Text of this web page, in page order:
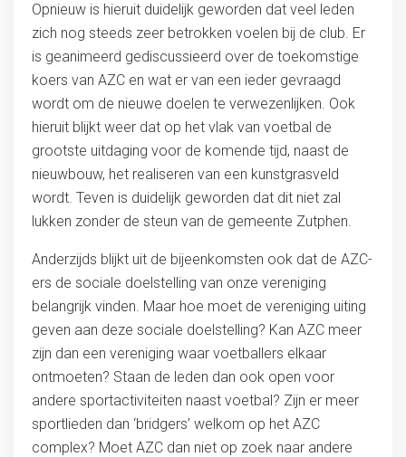
Opnieuw is hieruit duidelijk geworden dat veel leden
zich nog steeds zeer betrokken voelen bij de club. Er
is geanimeerd gediscussieerd over de toekomstige
koers van AZC en wat er van een ieder gevraagd
wordt om de nieuwe doelen te verwezenlijken. Ook
hieruit blijkt weer dat op het vlak van voetbal de
grootste uitdaging voor de komende tijd, naast de
nieuwbouw, het realiseren van een kunstgrasveld
wordt. Teven is duidelijk geworden dat dit niet zal
lukken zonder de steun van de gemeente Zutphen.
Anderzijds blijkt uit de bijeenkomsten ook dat de AZC-
ers de sociale doelstelling van onze vereniging
belangrijk vinden. Maar hoe moet de vereniging uiting
geven aan deze sociale doelstelling? Kan AZC meer
zijn dan een vereniging waar voetballers elkaar
ontmoeten? Staan de leden dan ook open voor
andere sportactiviteiten naast voetbal? Zijn er meer
sportlieden dan ‘bridgers’ welkom op het AZC
complex? Moet AZC dan niet op zoek naar andere